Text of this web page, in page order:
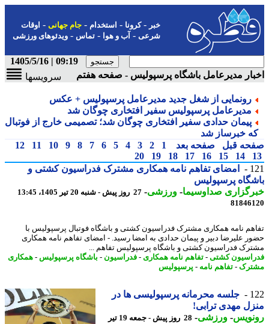
-کرونا-استخدام- جام جهانی-اوقات
شرعی-آب و هوا-تماس-ویدئوهای ورزشی
09:19 | 1405/5/16
مدیرعامل باشگاه پرسپولیس - صفحه هفتم
سرویسها
رونمایی از شغل جدید مدیرعامل پرسپولیس + عکس
مدیرعامل پرسپولیس سفیر افتخاری چوگان شد
پیمان حدادی سفیر افتخاری چوگان شد؛ تصمیمی خارج از فوتبال
خبرساز شد
قبل صفحه بعد 1
2
3
4
5
6
7
8
9
10
11
12
14
15
16
17
18
19
20
امضای تفاهم نامه همکاری مشترک فدراسیون کشتی و
پرسپولیس
صداوسیما-ورزشی-27 روز پیش - شنبه 20 تیر 1405، 13:45
نامه همکاری مشترک فدراسیون کشتی و باشگاه فوتبال پرسپولیس با
علیرضا دبیر و پیمان حدادی به امضا رسید. - امضای تفاهم نامه همکاری
فدراسیون کشتی و باشگاه پرسپولیس تفاهم ...
کشتی-تفاهم نامه همکاری- فدراسیون-باشگاه پرسپولیس-همکاری
- تفاهم نامه -پرسپولیس
جلسه محرمانه پرسپولیسی ها در
مهدی ترابی!
-ورزشی-
28 روز پیش - جمعه 19 تیر